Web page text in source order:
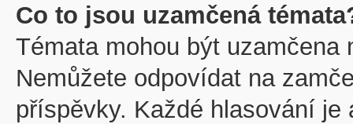
Co to jsou uzamčená
Témata mohou být uzamčena
Nemůžete odpovídat na
příspěvky. Každé hlasování